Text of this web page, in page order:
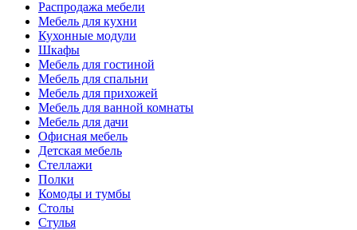
Распродажа мебели
Мебель для кухни
Кухонные модули
Шкафы
Мебель для гостиной
Мебель для спальни
Мебель для прихожей
Мебель для ванной комнаты
Мебель для дачи
Офисная мебель
Детская мебель
Стеллажи
Полки
Комоды и тумбы
Столы
Стулья